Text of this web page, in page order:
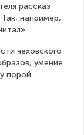
рассказ
например,
чеховского
умение
порой